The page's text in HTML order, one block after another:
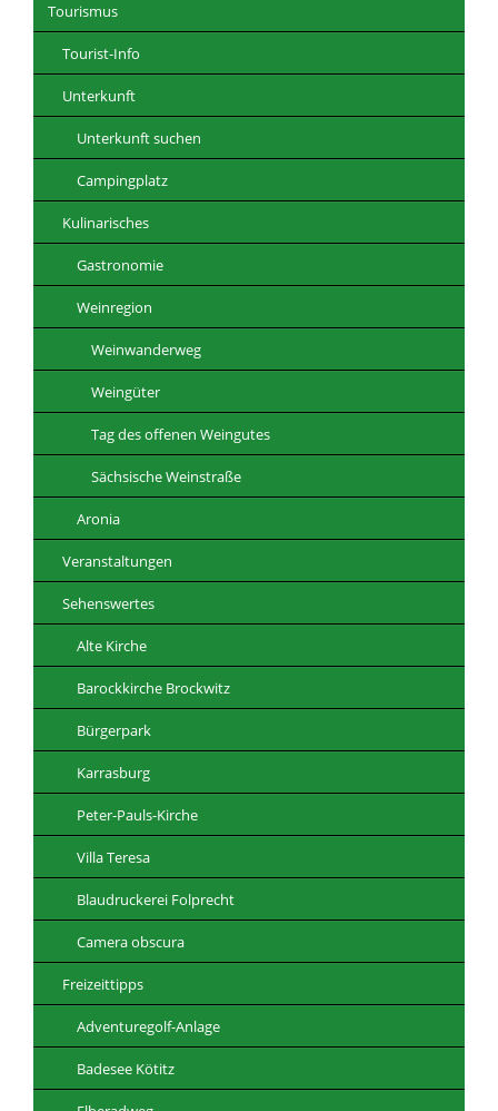
Tourismus
Tourist-Info
Unterkunft
Unterkunft suchen
Campingplatz
Kulinarisches
Gastronomie
Weinregion
Weinwanderweg
Weingüter
Tag des offenen Weingutes
Sächsische Weinstraße
Aronia
Veranstaltungen
Sehenswertes
Alte Kirche
Barockkirche Brockwitz
Bürgerpark
Karrasburg
Peter-Pauls-Kirche
Villa Teresa
Blaudruckerei Folprecht
Camera obscura
Freizeittipps
Adventuregolf-Anlage
Badesee Kötitz